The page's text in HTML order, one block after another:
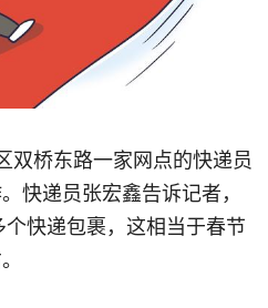
双桥东路一家网点的快递员
快递员张宏鑫告诉记者，
快递包裹，这相当于春节